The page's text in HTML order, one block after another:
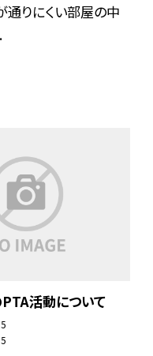
通りにくい部屋の中
活動について